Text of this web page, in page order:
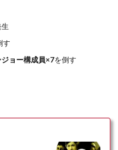
す
ジョー構成員×7を倒す